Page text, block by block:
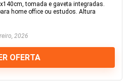
tomada e gaveta integradas.
home office ou estudos. Altura
2026
OFERTA